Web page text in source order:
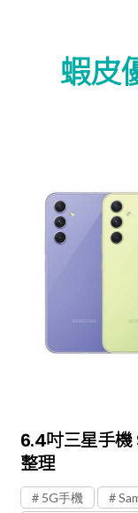
蝦皮
6.4吋三星手
整理
5G手機